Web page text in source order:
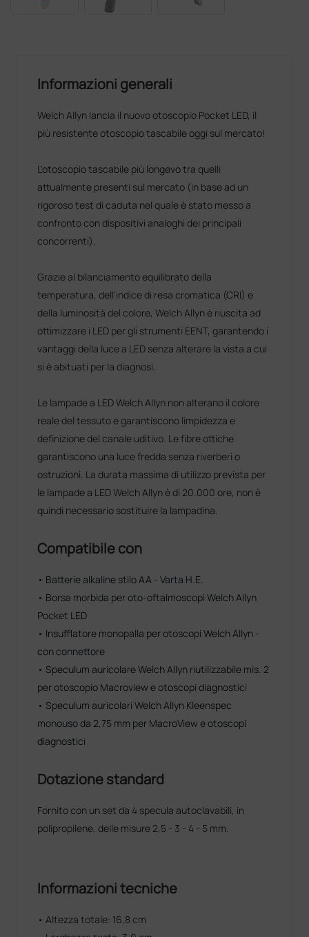
Informazioni generali
Welch Allyn lancia il nuovo otoscopio Pocket LED, il
più resistente otoscopio tascabile oggi sul mercato!
L'otoscopio tascabile più longevo tra quelli
attualmente presenti sul mercato (in base ad un
rigoroso test di caduta nel quale è stato messo a
confronto con dispositivi analoghi dei principali
concorrenti).
Grazie al bilanciamento equilibrato della
temperatura, dell'indice di resa cromatica (CRI) e
della luminosità del colore, Welch Allyn è riuscita ad
ottimizzare i LED per gli strumenti EENT, garantendo i
vantaggi della luce a LED senza alterare la vista a cui
si è abituati per la diagnosi.
Le lampade a LED Welch Allyn non alterano il colore
reale del tessuto e garantiscono limpidezza e
definizione del canale uditivo. Le fibre ottiche
garantiscono una luce fredda senza riverberi o
ostruzioni. La durata massima di utilizzo prevista per
le lampade a LED Welch Allyn è di 20.000 ore, non è
quindi necessario sostituire la lampadina.
Compatibile con
• Batterie alkaline stilo AA - Varta H.E.
• Borsa morbida per oto-oftalmoscopi Welch Allyn
Pocket LED
• Insufflatore monopalla per otoscopi Welch Allyn -
con connettore
• Speculum auricolare Welch Allyn riutilizzabile mis. 2
per otoscopio Macroview e otoscopi diagnostici
• Speculum auricolari Welch Allyn Kleenspec
monouso da 2,75 mm per MacroView e otoscopi
diagnostici
Dotazione standard
Fornito con un set da 4 specula autoclavabili, in
polipropilene, delle misure 2,5 - 3 - 4 - 5 mm.
Informazioni tecniche
• Altezza totale: 16,8 cm